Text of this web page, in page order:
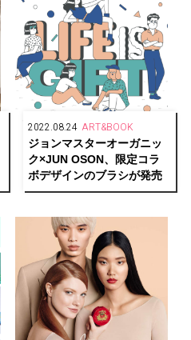
2022.08.24 ART&BOOK
ジョンマスターオーガニッ
ク×JUN OSON、限定コラ
ボデザインのブラシが発売